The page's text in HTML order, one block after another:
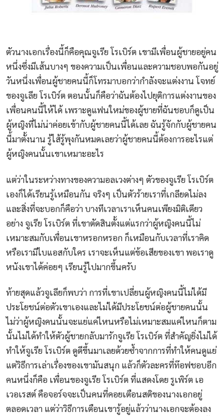
ตัวนางเอกเรื่องนี้ก็คือคุณจูเรีย โรเบิร์ต เขามีเพื่อนผู้ชายอยู่คน
หนึ่งซึ่งมีเส้นบางๆ ของความเป็นเพื่อนและความชอบพอกันอยู่
วันหนึ่งเพื่อนผู้ชายคนนี้ก็โทรมาบอกว่ากำลังจะแต่งงาน โจทย์
ของจูเลีย โรเบิร์ต ตอนนั้นก็คือว่าฉันต้องไปยุติการแต่งงานของ
เพื่อนคนนี้ให้ได้ เพราะดูแฟนใหม่ของผู้ชายที่ฉันชอบก็ดูเป็น
ผู้หญิงที่ไม่น่าค่อยเข้ากับผู้ชายคนนี้ได้เลย ฉันรู้จักกับผู้ชายคน
นี้มาตั้งนาน รู้ไส้รู้พุงกันหมดเลยว่าผู้ชายคนนี้ต้องการอะไรแต่
ผู้หญิงคนนั้นเขาเหมาะอะไร
แต่ว่าในระหว่างทางของความอลเวงต่างๆ ตัวของจูเรีย โรเบิร์ต
เองก็ได้เรียนรู้เหมือนกัน จริงๆ เป็นตัวร้ายเราที่เกลียดไม่ลง
และสิ่งที่จะบอกก็คือว่า บางทีเวลาเราเห็นคนเพียงมิติเดียว
อย่าง จูเรีย โรเบิร์ต ที่เขาตัดสินตั้งแต่แรกว่าผู้หญิงคนนี้ไม่
เหมาะสมกับเพื่อนเขาหรอกหรอก ก็เหมือนกับเวลาที่เราคิด
หรือเรามีไบแอสกับใคร เราจะเห็นแต่ข้อเสียของเขา พอเราดู
หนังเขาได้ค่อยๆ เรียนรู้ไปมากขึ้นครับ
ท้ายสุดแล้วจูเลียก็พบว่า การที่เขาเปลี่ยนผู้หญิงคนนี้ไม่ได้มี
ประโยชน์ต่อตัวเขาเองและไม่ได้มีประโยชน์ต่อผู้ชายคนนั้น
ไม่ว่าผู้หญิงคนนั้นจะแย่แค่ไหนหรือไม่เหมาะสมแค่ไหนก็ตาม
นั้นไม่ได้ทำให้ตัวผู้ชายกลับมารักจูเรีย โรเบิร์ต ที่สำคัญยิ่งไม่ได้
ทำให้จูเรีย โรเบิร์ต ดูดีขึ้นมาเลยด้วยซ้ำจากการที่ทำให้คนดูแย่
แต่วิธีการเล่าเรื่องของเขามันสนุก แล้วก็ตัวละครที่ท๊อฟชอบอีก
คนหนึ่งก็คือ เพื่อนของจูเรีย โรเบิร์ต ที่แสดงโดย รูเพิร์ต เอ
เวอเรสต์ คือจอร์จจะเป็นคนที่คอยเตือนสติของนางเอกอยู่
ตลอดเวลา แต่ว่าวิธีการเตือนเขารู้อยู่แล้วว่านางเอกจะต้องลง